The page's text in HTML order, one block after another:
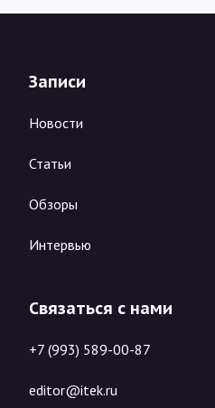
Записи
Новости
Статьи
Обзоры
Интервью
Связаться с нами
+7 (993) 589-00-87
editor@itek.ru